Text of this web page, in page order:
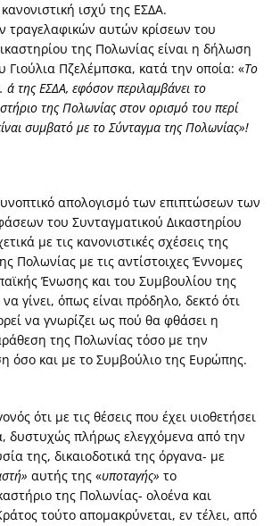
ισχύ της ΕΣΔΑ.
τραγελαφικών αυτών κρίσεων του
της Πολωνίας είναι η δήλωση
Γιούλια Πζελέμπσκα, κατά την οποία: «Το
της ΕΣΔΑ, εφόσον περιλαμβάνει το
της Πολωνίας στον ορισμό του περί
συμβατό με το Σύνταγμα της Πολωνίας»!
απολογισμό των επιπτώσεων των
του Συνταγματικού Δικαστηρίου
με τις κανονιστικές σχέσεις της
Πολωνίας με τις αντίστοιχες Έννομες
Ένωσης και του Συμβουλίου της
γίνει, όπως είναι πρόδηλο, δεκτό ότι
να γνωρίζει ως πού θα φθάσει η
της Πολωνίας τόσο με την
όσο και με το Συμβούλιο της Ευρώπης.
ότι με τις θέσεις που έχει υιοθετήσει
δυστυχώς πλήρως ελεγχόμενα από την
της, δικαιοδοτικά της όργανα- με
αυτής της «υποταγής» το
της Πολωνίας- ολοένα και
τούτο απομακρύνεται, εν τέλει, από